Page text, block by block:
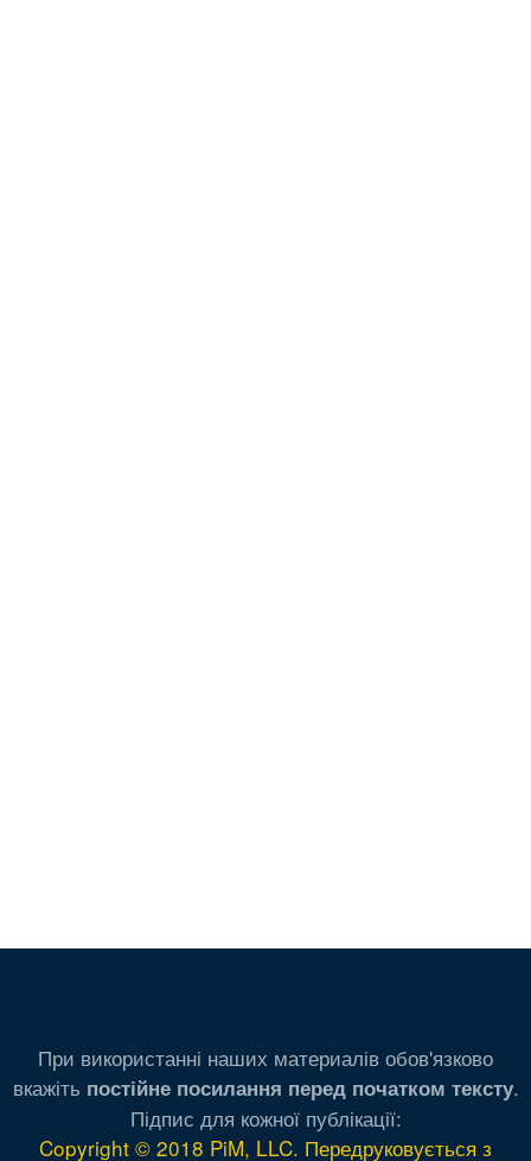
При використанні наших материалів обов'язково
вкажіть постійне посилання перед початком тексту.
Підпис для кожної публікації:
Copyright © 2018 PiM, LLC. Передруковується з